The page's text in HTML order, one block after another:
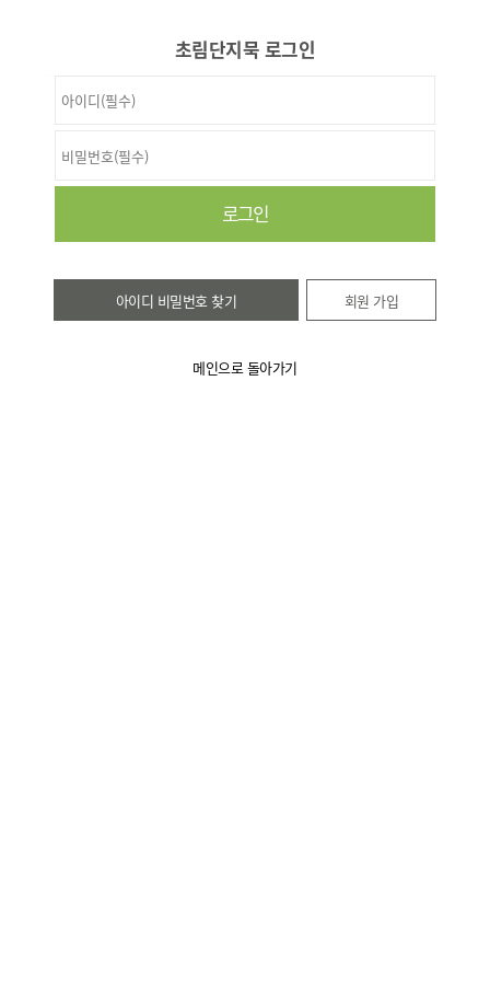
초림단지묵 로그인
아이디 비밀번호 찾기 회원 가입
메인으로 돌아가기